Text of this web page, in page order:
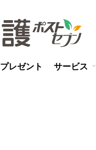
プレゼント サービス